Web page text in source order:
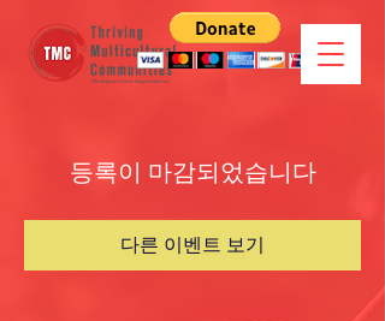
등록이 마감되었습니다
다른 이벤트 보기